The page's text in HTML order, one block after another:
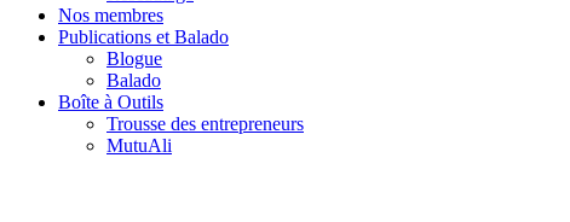
Nos membres
Publications et Balado
Blogue
Balado
Boîte à Outils
Trousse des entrepreneurs
MutuAli